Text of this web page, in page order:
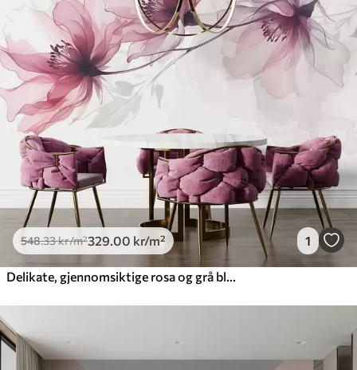
548.33 329.00 kr/m²
Premium
665.00399.00kr /m²
Premium vinyl
650.00390.00
Peel and Stick
925.00 555 .00
548.33kr/m²329 .00 kr/m² 1